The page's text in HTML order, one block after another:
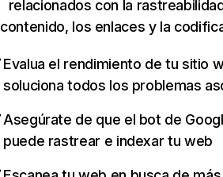
relacionados con la
contenido, los enlaces y la
Evalua el rendimiento de tu sitio
soluciona todos los problemas
Asegúrate de que el bot de
puede rastrear e indexar tu web